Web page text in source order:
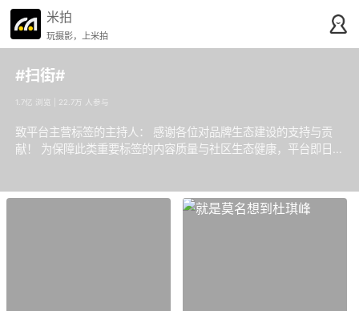
米拍
玩摄影，上米拍
#扫街#
1.7亿 浏览 | 22.7万 人参与
致平台主营标签的主持人： 感谢各位对品牌生态建设的支持与贡
献！ 为保障此类重要标签的内容质量与社区生态健康，平台即日
们持续开放主持人申请通道，欢迎符合条件的用户提交申请。请注
意，对于未能满足管理要求的主持人，平台将依据规则进行资格评